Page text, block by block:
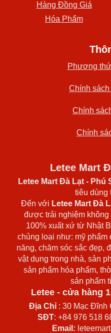
Hàng Đồng Giá
Hóa Phẩm
Phương
Chính
Chính
Chính
Letee Mart
Letee Mart Đà Lạt - Phú
tiêu dùng
Đến với Letee Mart Đà
được trải nghiệm
100% xuất xứ từ Nhật
chủng loại như: mỹ
năng, chăm sóc sắc đẹp,
vật dụng trong nhà, sản
sản phẩm hóa phẩm,
sản phẩm
Letee - cửa hàng
Địa Chỉ: 30 Mạc Đĩnh
SĐT: +84 976 518
Email: